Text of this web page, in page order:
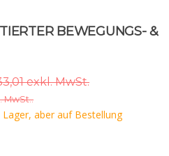
BEWEGUNGS- &
exkl. MwSt.
MwSt..
aber auf Bestellung